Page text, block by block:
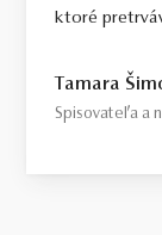
ktoré
Tamara
Spisovateľa a